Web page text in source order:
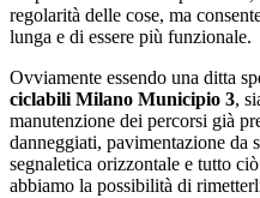
regolarità delle cose, ma
lunga e di essere più funzionale.
Ovviamente essendo una ditta
ciclabili Milano Municipio 3,
manutenzione dei percorsi già
danneggiati, pavimentazione da
segnaletica orizzontale e tutto
abbiamo la possibilità di